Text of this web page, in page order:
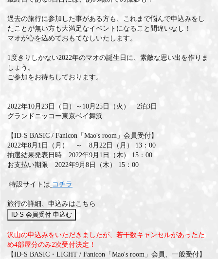
過去の旅行に参加した事がある方も、これまで悩んで申込みをし
たことが無い方も大満足なイベントになること間違いなし！
マオが心を込めておもてなしいたします。
1度きりしかない2022年のマオの誕生日に、素敵な思い出を作りま
しょう。
ご参加をお待ちしております。
2022年10月23日（日）～10月25日（火） 2泊3日
グランドニッコー東京ベイ舞浜
【ID-S BASIC / Fanicon「Mao's room」会員受付】
2022年8月1日（月） ～ 8月22日（月） 13：00
抽選結果発表日時 2022年9月1日（木） 15：00
お支払い期限 2022年9月8日（木） 15：00
特設サイトは コチラ
旅行の詳細、申込みはこちら
沢山の申込みをいただきましたが、若干数キャンセルがあったた
め4部屋分のみ2次受付決定！
【ID-S BASIC・LIGHT / Fanicon「Mao's room」会員、一般受付】